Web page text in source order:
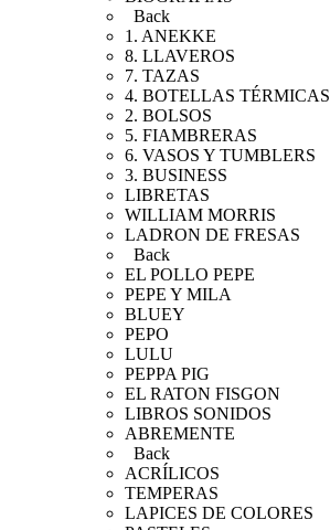
Back
1. ANEKKE
8. LLAVEROS
7. TAZAS
4. BOTELLAS TÉRMICAS
2. BOLSOS
5. FIAMBRERAS
6. VASOS Y TUMBLERS
3. BUSINESS
LIBRETAS
WILLIAM MORRIS
LADRON DE FRESAS
Back
EL POLLO PEPE
PEPE Y MILA
BLUEY
PEPO
LULU
PEPPA PIG
EL RATON FISGON
LIBROS SONIDOS
ABREMENTE
Back
ACRÍLICOS
TEMPERAS
LAPICES DE COLORES